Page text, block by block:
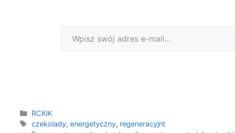
Kategorie
RCKiK
Tagi
czekolady,energetyczny, regeneracyjnt